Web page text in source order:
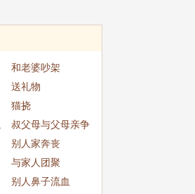
和老婆吵架
送礼物
猫挠
叔父母与父母亲争
吵
别人家奔丧
与家人团聚
别人鼻子流血